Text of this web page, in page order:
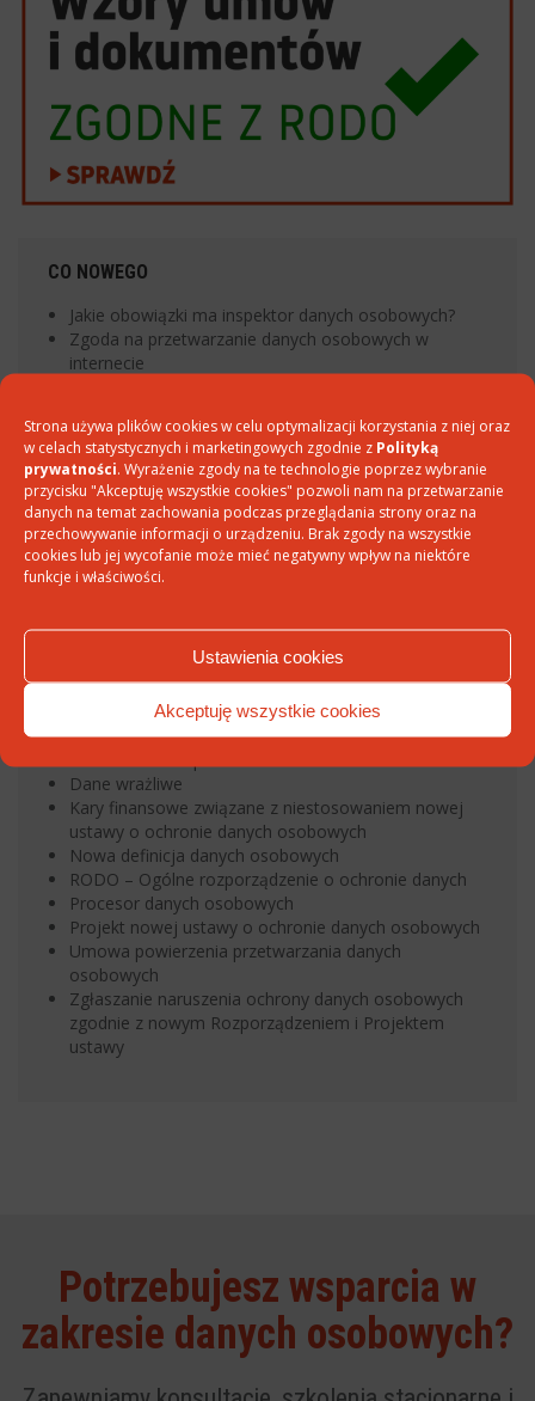
Strona używa plików cookies w celu optymalizacji korzystania z niej oraz
w celach statystycznych i marketingowych zgodnie z Polityką
prywatności. Wyrażenie zgody na te technologie poprzez wybranie
przycisku "Akceptuję wszystkie cookies" pozwoli nam na przetwarzanie
danych na temat zachowania podczas przeglądania strony oraz na
przechowywanie informacji o urządzeniu. Brak zgody na wszystkie
cookies lub jej wycofanie może mieć negatywny wpływ na niektóre
funkcje i właściwości.
Akceptuję wszystkie cookies
Ustawienia cookies
CO NOWEGO
Jakie obowiązki ma inspektor danych osobowych?
Zgoda na przetwarzanie danych osobowych w
internecie
osobowych z dnia 16.03.2018 r. wprowadza istotne
ograniczenia dla obywateli
Kościół zgodny z RODO, czyli kim jest KIOD?
Administrator bezpieczeństwa informacji (ABI)
Administrator danych osobowych
Dane osobowe
Dane osobowe pacjenta
Dane wrażliwe
Kary finansowe związane z niestosowaniem nowej
ustawy o ochronie danych osobowych
Nowa definicja danych osobowych
RODO – Ogólne rozporządzenie o ochronie danych
Procesor danych osobowych
Projekt nowej ustawy o ochronie danych osobowych
Umowa powierzenia przetwarzania danych
osobowych
Zgłaszanie naruszenia ochrony danych osobowych
zgodnie z nowym Rozporządzeniem i Projektem
ustawy
Potrzebujesz wsparcia w
zakresie danych osobowych?